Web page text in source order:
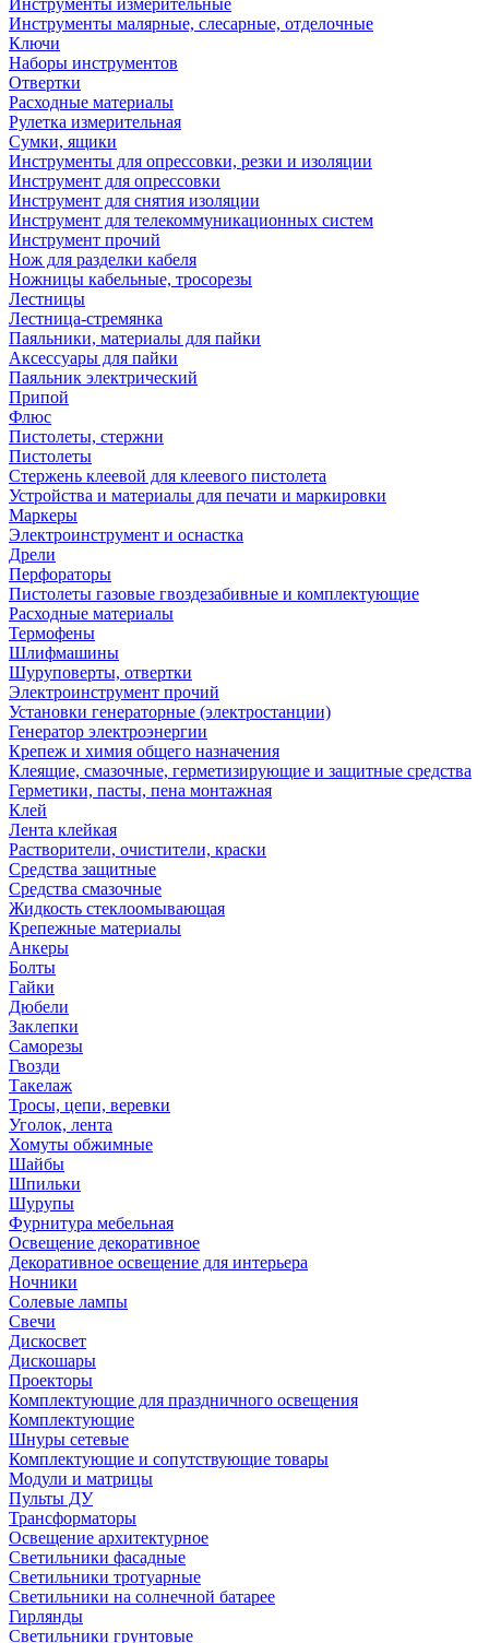
Инструменты измерительные
Инструменты малярные, слесарные, отделочные
Ключи
Наборы инструментов
Отвертки
Расходные материалы
Рулетка измерительная
Сумки, ящики
Инструменты для опрессовки, резки и изоляции
Инструмент для опрессовки
Инструмент для снятия изоляции
Инструмент для телекоммуникационных систем
Инструмент прочий
Нож для разделки кабеля
Ножницы кабельные, тросорезы
Лестницы
Лестница-стремянка
Паяльники, материалы для пайки
Аксессуары для пайки
Паяльник электрический
Припой
Флюс
Пистолеты, стержни
Пистолеты
Стержень клеевой для клеевого пистолета
Устройства и материалы для печати и маркировки
Маркеры
Электроинструмент и оснастка
Дрели
Перфораторы
Пистолеты газовые гвоздезабивные и комплектующие
Расходные материалы
Термофены
Шлифмашины
Шуруповерты, отвертки
Электроинструмент прочий
Установки генераторные (электростанции)
Генератор электроэнергии
Крепеж и химия общего назначения
Клеящие, смазочные, герметизирующие и защитные средства
Герметики, пасты, пена монтажная
Клей
Лента клейкая
Растворители, очистители, краски
Средства защитные
Средства смазочные
Жидкость стеклоомывающая
Крепежные материалы
Анкеры
Болты
Гайки
Дюбели
Заклепки
Саморезы
Гвозди
Такелаж
Тросы, цепи, веревки
Уголок, лента
Хомуты обжимные
Шайбы
Шпильки
Шурупы
Фурнитура мебельная
Освещение декоративное
Декоративное освещение для интерьера
Ночники
Солевые лампы
Свечи
Дискосвет
Дискошары
Проекторы
Комплектующие для праздничного освещения
Комплектующие
Шнуры сетевые
Комплектующие и сопутствующие товары
Модули и матрицы
Пульты ДУ
Трансформаторы
Освещение архитектурное
Светильники фасадные
Светильники тротуарные
Светильники на солнечной батарее
Гирлянды
Светильники грунтовые